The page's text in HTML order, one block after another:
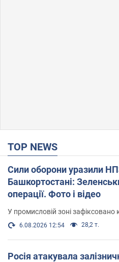
TOP NEWS
Сили оборони уразили
Башкортостані:
операції. Фото і відео
У промисловій зоні зафіксовано
6.08.2026 12:54 28,2 т.
Росія атакувала